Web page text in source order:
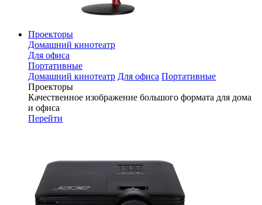
Проекторы
Домашний кинотеатр
Для офиса
Портативные
Домашний кинотеатр Для офиса Портативные
Проекторы
Качественное изображение большого формата для дома
и офиса
Перейти